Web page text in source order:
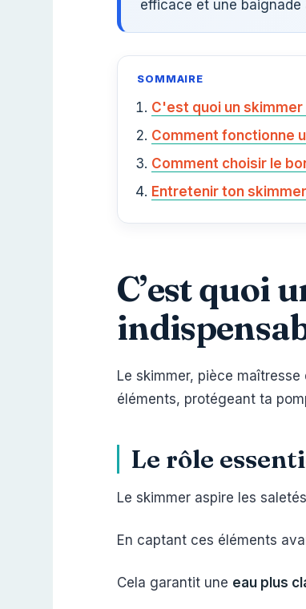
efficace et une baignade
SOMMAIRE
C'est quoi un
Comment fonctionne
Comment choisir le
Entretenir ton
C’est quoi
Le skimmer, pièce
éléments, protégeant ta
Le rôle
Le skimmer aspire les
En captant ces éléments
Cela garantit une eau plus